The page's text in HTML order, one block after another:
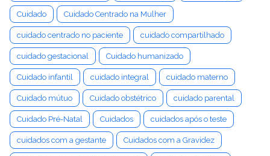
Cuidado Cuidado Centrado na Mulher
cuidado centrado no paciente cuidado compartilhado
cuidado gestacional Cuidado humanizado
Cuidado infantil cuidado integral cuidado materno
Cuidado mútuo Cuidado obstétrico cuidado parental
Cuidado Pré-Natal Cuidados cuidados após o teste
cuidados com a gestante Cuidados com a Gravidez